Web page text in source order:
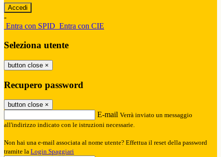
-
Entra con SPID Entra con CIE
Seleziona utente
button close ×
Recupero password
button close ×
E-mail Verrà inviato un messaggio
all'indirizzo indicato con le istruzioni necessarie.
Non hai una e-mail associata al nome utente? Effettua il reset della password
tramite la Login Spaggiari